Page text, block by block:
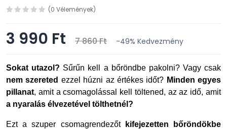
(0 Vélemények)
3 990 Ft 7 860 Ft -49% Kedvezmény
Sokat utazol? Sűrűn kell a bőröndbe pakolni? Vagy csak
nem szereted ezzel húzni az értékes időt? Minden egyes
pillanat, amit a csomagolással kell töltened, az az idő, amit
a nyaralás élvezetével tölthetnél?
Ezt a szuper csomagrendezőt
kifejezetten bőröndökbe